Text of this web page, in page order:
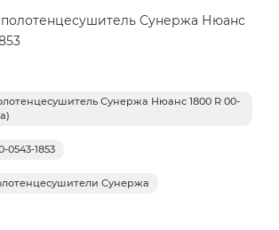
Сунержа Нюанс
Сунержа Нюанс 1800 R 00-
0543-1853
Сунержа